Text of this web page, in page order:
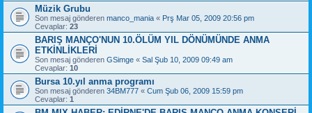
Müzik Grubu
Son mesaj gönderen manco_mania « Prş Mar 05, 2009 20:56 pm
Cevaplar: 23
BARIŞ MANÇO'NUN 10.ÖLÜM YIL DÖNÜMÜNDE ANMA
ETKİNLİKLERİ
Son mesaj gönderen GSimge « Sal Şub 10, 2009 09:49 am
Cevaplar: 10
Bursa 10.yıl anma programı
Son mesaj gönderen 34BM777 « Cum Şub 06, 2009 15:59 pm
Cevaplar: 1